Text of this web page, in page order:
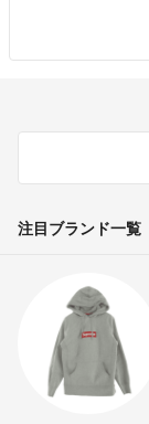
注目ブランド一覧